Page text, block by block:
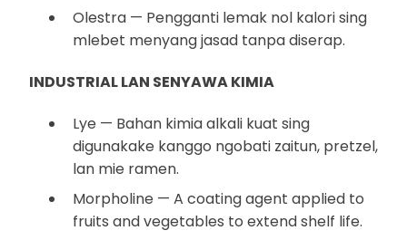
Olestra — Pengganti lemak nol kalori sing
mlebet menyang jasad tanpa diserap.
INDUSTRIAL LAN SENYAWA KIMIA
Lye — Bahan kimia alkali kuat sing
digunakake kanggo ngobati zaitun, pretzel,
lan mie ramen.
Morpholine — A coating agent applied to
fruits and vegetables to extend shelf life.